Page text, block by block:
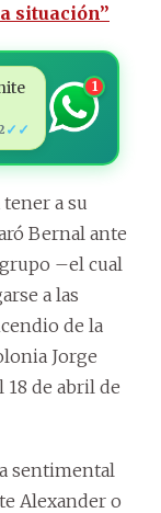
situación”
✓✓
1
a su
Bernal ante
–el cual
a las
de la
Jorge
18 de abril de
sentimental
Alexander o